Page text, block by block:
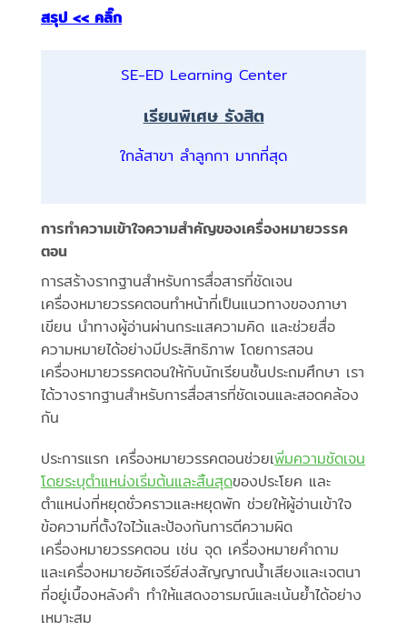
สรุป << คลิ๊ก
SE-ED Learning Center
เรียนพิเศษ รังสิต
ใกล้สาขา ลำลูกกา มากที่สุด
การทำความเข้าใจความสำคัญของเครื่องหมายวรรค
ตอน
การสร้างรากฐานสำหรับการสื่อสารที่ชัดเจน
เครื่องหมายวรรคตอนทำหน้าที่เป็นแนวทางของภาษา
เขียน นำทางผู้อ่านผ่านกระแสความคิด และช่วยสื่อ
ความหมายได้อย่างมีประสิทธิภาพ โดยการสอน
เครื่องหมายวรรคตอนให้กับนักเรียนชั้นประถมศึกษา เรา
ได้วางรากฐานสำหรับการสื่อสารที่ชัดเจนและสอดคล้อง
กัน
ประการแรก เครื่องหมายวรรคตอนช่วยเพิ่มความชัดเจน
โดยระบุตำแหน่งเริ่มต้นและสิ้นสุดของประโยค และ
ตำแหน่งที่หยุดชั่วคราวและหยุดพัก ช่วยให้ผู้อ่านเข้าใจ
ข้อความที่ตั้งใจไว้และป้องกันการตีความผิด
เครื่องหมายวรรคตอน เช่น จุด เครื่องหมายคำถาม
และเครื่องหมายอัศเจรีย์ส่งสัญญาณน้ำเสียงและเจตนา
ที่อยู่เบื้องหลังคำ ทำให้แสดงอารมณ์และเน้นย้ำได้อย่าง
เหมาะสม